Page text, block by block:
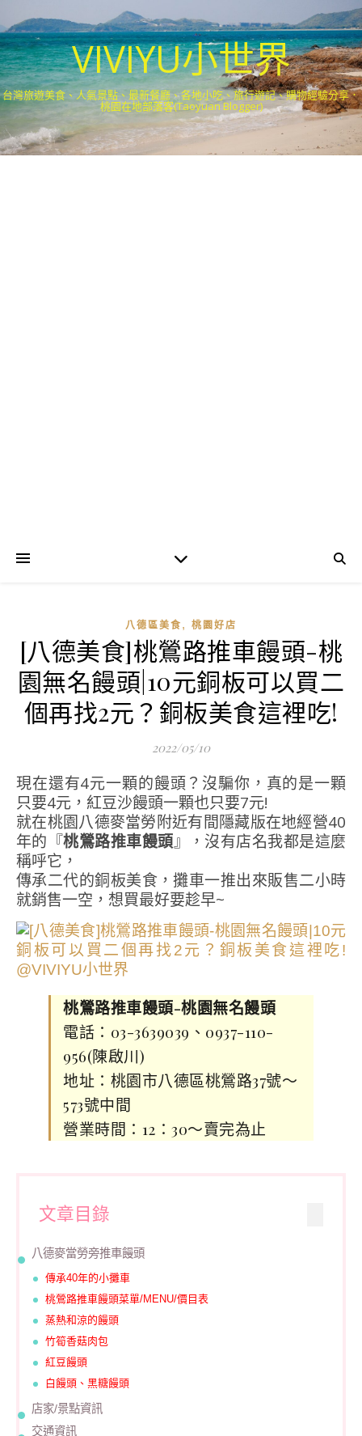
VIVIYU小世界
台灣旅遊美食、人氣景點、最新餐廳、各地小吃、旅行遊記、購物經驗分享．
桃園在地部落客(Taoyuan Blogger)
八德區美食 , 桃園好店
[八德美食]桃鶯路推車饅頭-桃
園無名饅頭|10元銅板可以買二
個再找2元？銅板美食這裡吃!
2022/05/10
現在還有4元一顆的饅頭？沒騙你，真的是一顆
只要4元，紅豆沙饅頭一顆也只要7元!
就在桃園八德麥當勞附近有間隱藏版在地經營40
年的『桃鶯路推車饅頭』，沒有店名我都是這麼
稱呼它，
傳承二代的銅板美食，攤車一推出來販售二小時
就銷售一空，想買最好要趁早~
桃鶯路推車饅頭-桃園無名饅頭
電話：03-3639039、0937-110-
956(陳啟川)
地址：桃園市八德區桃鶯路37號～
573號中間
營業時間：12：30～賣完為止
文章目錄
八德麥當勞旁推車饅頭
傳承40年的小攤車
桃鶯路推車饅頭菜單/MENU/價目表
蒸熱和涼的饅頭
竹筍香菇肉包
紅豆饅頭
白饅頭、黑糖饅頭
店家/景點資訊
交通資訊